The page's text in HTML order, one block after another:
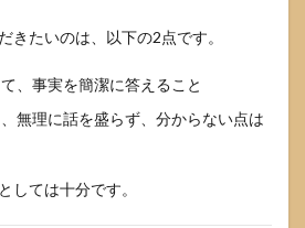
きたいのは、以下の2点です。
、事実を簡潔に答えること
無理に話を盛らず、分からない点は
しては十分です。